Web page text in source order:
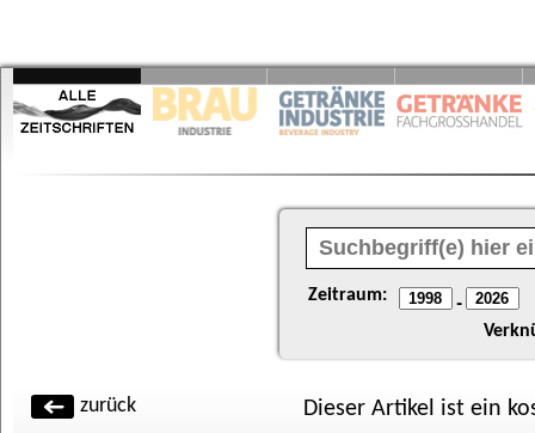
Zeitraum: -
zurück Dieser Artikel ist ein